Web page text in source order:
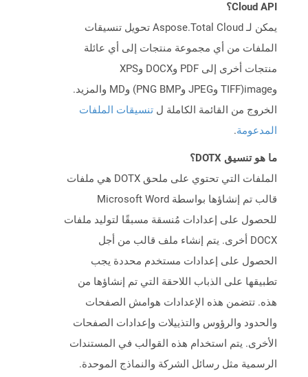
Cloud API؟
يمكن لـ Aspose.Total Cloud تحويل تنسيقات
الملفات من أي مجموعة منتجات إلى أي عائلة
منتجات أخرى إلى PDF وDOCX وXPS
وimage(TIFF وJPEG وPNG BMP) وMD والمزيد.
الخروج من القائمة الكاملة ل تنسيقات الملفات
المدعومة.
ما هو تنسيق DOTX؟
الملفات التي تحتوي على ملحق DOTX هي ملفات
قالب تم إنشاؤها بواسطة Microsoft Word
للحصول على إعدادات مُنسقة مسبقًا لتوليد ملفات
DOCX أخرى. يتم إنشاء ملف قالب من أجل
الحصول على إعدادات مستخدم محددة يجب
تطبيقها على الذباب اللاحقة التي تم إنشاؤها من
هذه. تتضمن هذه الإعدادات هوامش الصفحات
والحدود والرؤوس والتذييلات وإعدادات الصفحات
الأخرى. يتم استخدام هذه القوالب في المستندات
الرسمية مثل رسائل الشركة والنماذج الموحدة.